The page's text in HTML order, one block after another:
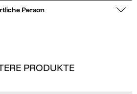
Person
PRODUKTE